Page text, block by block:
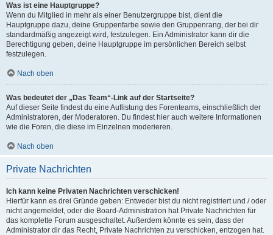
Was ist eine Hauptgruppe?
Wenn du Mitglied in mehr als einer Benutzergruppe bist, dient die
Hauptgruppe dazu, deine Gruppenfarbe sowie den Gruppenrang, der bei dir
standardmäßig angezeigt wird, festzulegen. Ein Administrator kann dir die
Berechtigung geben, deine Hauptgruppe im persönlichen Bereich selbst
festzulegen.
Nach oben
Was bedeutet der „Das Team“-Link auf der Startseite?
Auf dieser Seite findest du eine Auflistung des Forenteams, einschließlich der
Administratoren, der Moderatoren. Du findest hier auch weitere Informationen
wie die Foren, die diese im Einzelnen moderieren.
Nach oben
Private Nachrichten
Ich kann keine Privaten Nachrichten verschicken!
Hierfür kann es drei Gründe geben: Entweder bist du nicht registriert und / oder
nicht angemeldet, oder die Board-Administration hat Private Nachrichten für
das komplette Forum ausgeschaltet. Außerdem könnte es sein, dass der
Administrator dir das Recht, Private Nachrichten zu verschicken, entzogen hat.